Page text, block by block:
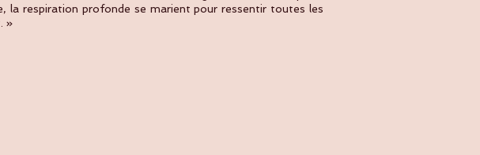
la respiration profonde se marient pour ressentir toutes les
»